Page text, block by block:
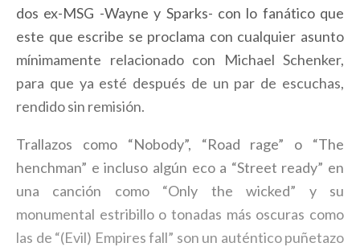
dos ex-MSG -Wayne y Sparks- con lo fanático que
este que escribe se proclama con cualquier asunto
mínimamente relacionado con Michael Schenker,
para que ya esté después de un par de escuchas,
rendido sin remisión.
Trallazos como “Nobody”, “Road rage” o “The
henchman” e incluso algún eco a “Street ready” en
una canción como “Only the wicked” y su
monumental estribillo o tonadas más oscuras como
las de “(Evil) Empires fall” son un auténtico puñetazo